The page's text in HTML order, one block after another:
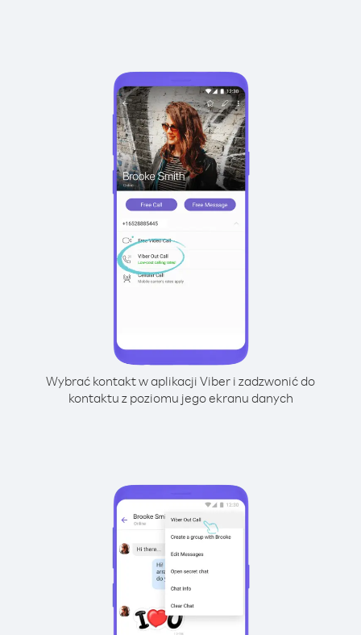
Wybrać kontakt w aplikacji Viber i zadzwonić do
kontaktu z poziomu jego ekranu danych